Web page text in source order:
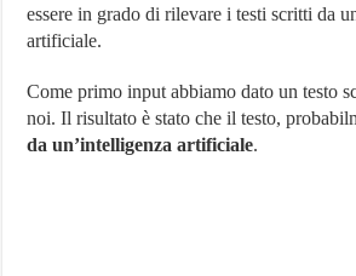
essere in grado di rilevare i testi scritti da
artificiale.
Come primo input abbiamo dato un testo
noi. Il risultato è stato che il testo,
da un’intelligenza artificiale.